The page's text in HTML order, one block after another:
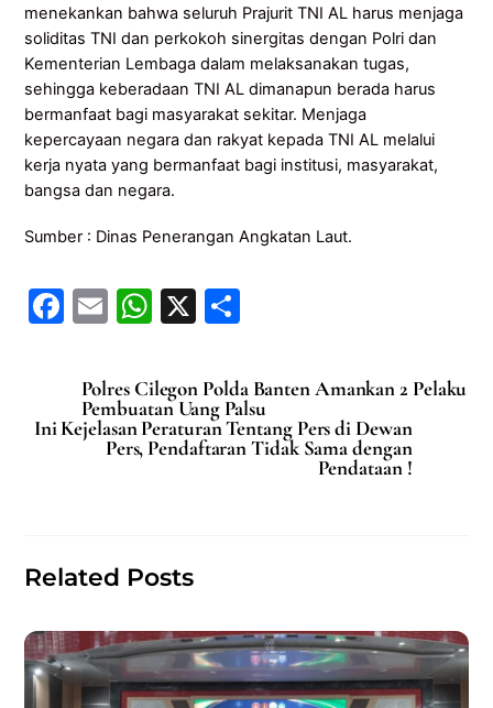
menekankan bahwa seluruh Prajurit TNI AL harus menjaga
soliditas TNI dan perkokoh sinergitas dengan Polri dan
Kementerian Lembaga dalam melaksanakan tugas,
sehingga keberadaan TNI AL dimanapun berada harus
bermanfaat bagi masyarakat sekitar. Menjaga
kepercayaan negara dan rakyat kepada TNI AL melalui
kerja nyata yang bermanfaat bagi institusi, masyarakat,
bangsa dan negara.
Sumber : Dinas Penerangan Angkatan Laut.
F
c
e
b
E
ai
l
W
at
s
A
X
ar
e
Polres Cilegon Polda Banten Amankan 2 Pelaku
Pembuatan Uang Palsu
Ini Kejelasan Peraturan Tentang Pers di Dewan
Pers, Pendaftaran Tidak Sama dengan
Pendataan !
Related Posts